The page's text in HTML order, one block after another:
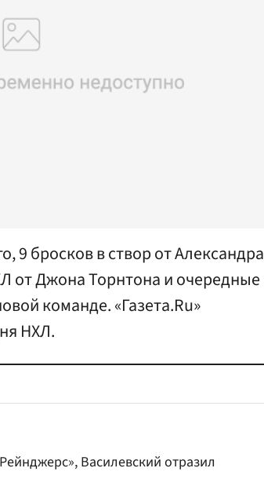
9 бросков в створ от Александра
от Джона Торнтона и очередные
команде. «Газета.Ru»
НХЛ.
Василевский отразил